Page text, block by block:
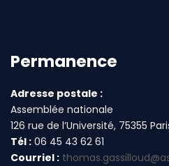
Permanence
Adresse postale :
Assemblée nationale
126 rue de l’Université, 75355
Tél : 06 45 43 62 61
Courriel :